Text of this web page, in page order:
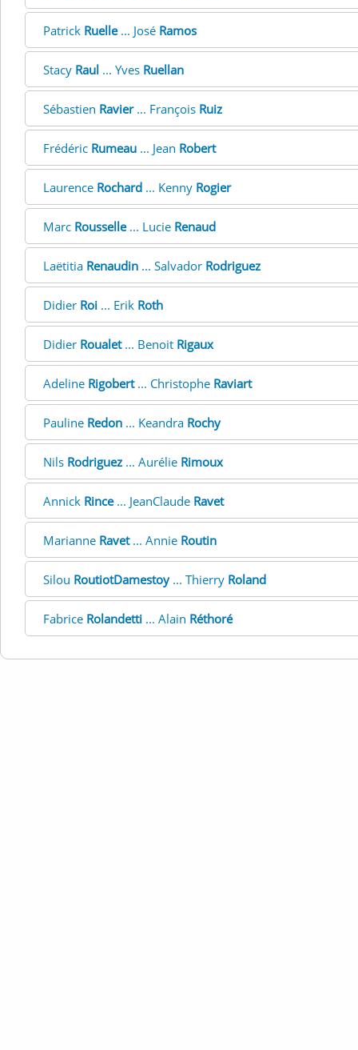
Patrick Ruelle... José Ramos
Stacy Raul ... Yves Ruellan
Sébastien Ravier... François Ruiz
Frédéric Rumeau ... Jean Robert
Laurence Rochard ... Kenny Rogier
Marc Rousselle... Lucie Renaud
Laëtitia Renaudin ... Salvador Rodriguez
Didier Roi ... Erik Roth
Didier Roualet... Benoit Rigaux
Adeline Rigobert... Christophe Raviart
Pauline Redon ... Keandra Rochy
Nils Rodriguez ... Aurélie Rimoux
Annick Rince... JeanClaude Ravet
Marianne Ravet... Annie Routin
Silou RoutiotDamestoy... Thierry Roland
Fabrice Rolandetti ... Alain Réthoré